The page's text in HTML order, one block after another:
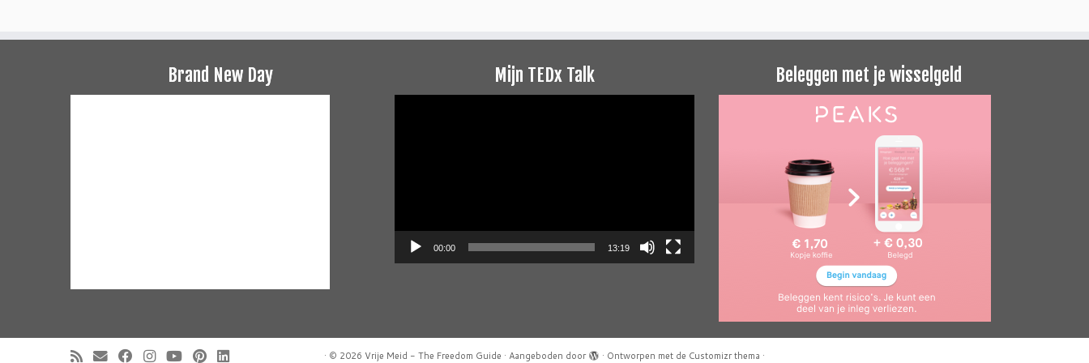
Brand New Day Mijn TEDx Talk
00:00 13:19
Beleggen met je wisselgeld
· © 2026 Vrije Meid - The Freedom Guide · Aangeboden door · Ontworpen met de Customizr thema ·